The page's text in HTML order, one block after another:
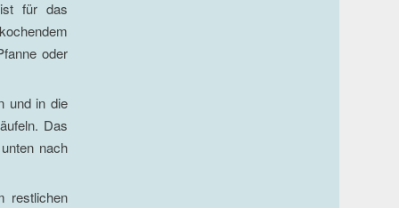
für das
oder
und in die
Das
nach
restlichen